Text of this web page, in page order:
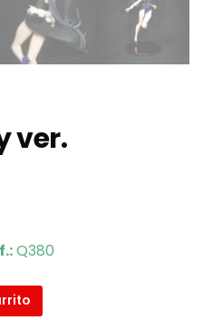
ver.
Q380